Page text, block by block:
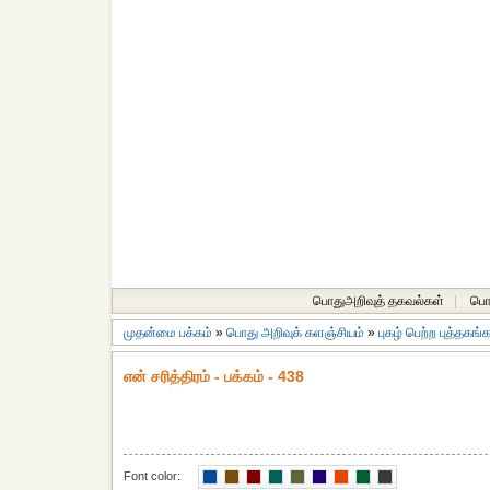
பொதுஅறிவுத் தகவல்கள்
முதன்மை பக்கம் » பொது அறிவுக் களஞ்சியம் » புகழ் பெற்ற
என் சரித்திரம் - பக்கம் - 438
Font color: